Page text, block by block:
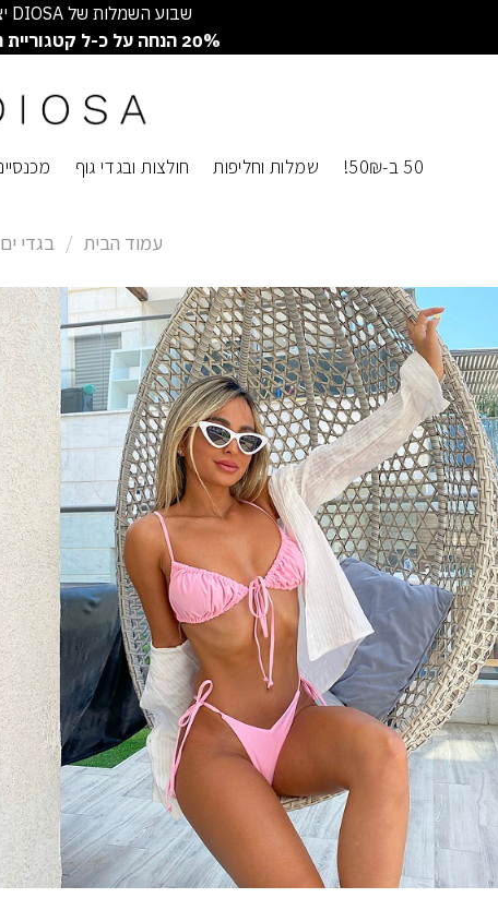
שבוע השמלות של DIOSA יצא לדרך!
20% הנחה על כ-ל קטגוריית השמלות! >>
50 ב-50₪! שמלות וחליפות חולצות ובגדי גוף
עמוד הבית / בגדי